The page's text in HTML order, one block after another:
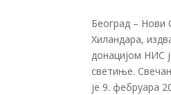
Београд – Нови
Хиландара,
донацијом НИС
светиње.
је 9. фебруара